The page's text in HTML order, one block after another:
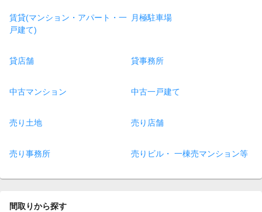
賃貸(マンション・アパート・一
戸建て)
月極駐車場
貸店舗 貸事務所
中古マンション 中古一戸建て
売り土地 売り店舗
売り事務所 売りビル・ 一棟売マンション等
間取りから探す